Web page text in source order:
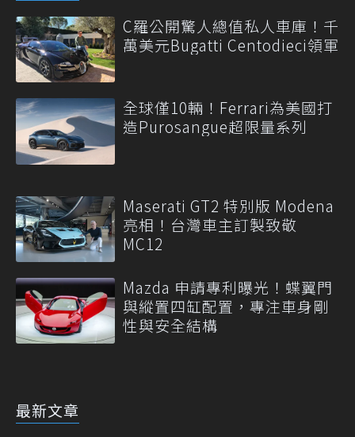
C羅公開驚人總值私人車庫！千
萬美元Bugatti Centodieci領軍
全球僅10輛！Ferrari為美國打
造Purosangue超限量系列
Maserati GT2 特別版 Modena
亮相！台灣車主訂製致敬
MC12
Mazda 申請專利曝光！蝶翼門
與縱置四缸配置，專注車身剛
性與安全結構
最新文章